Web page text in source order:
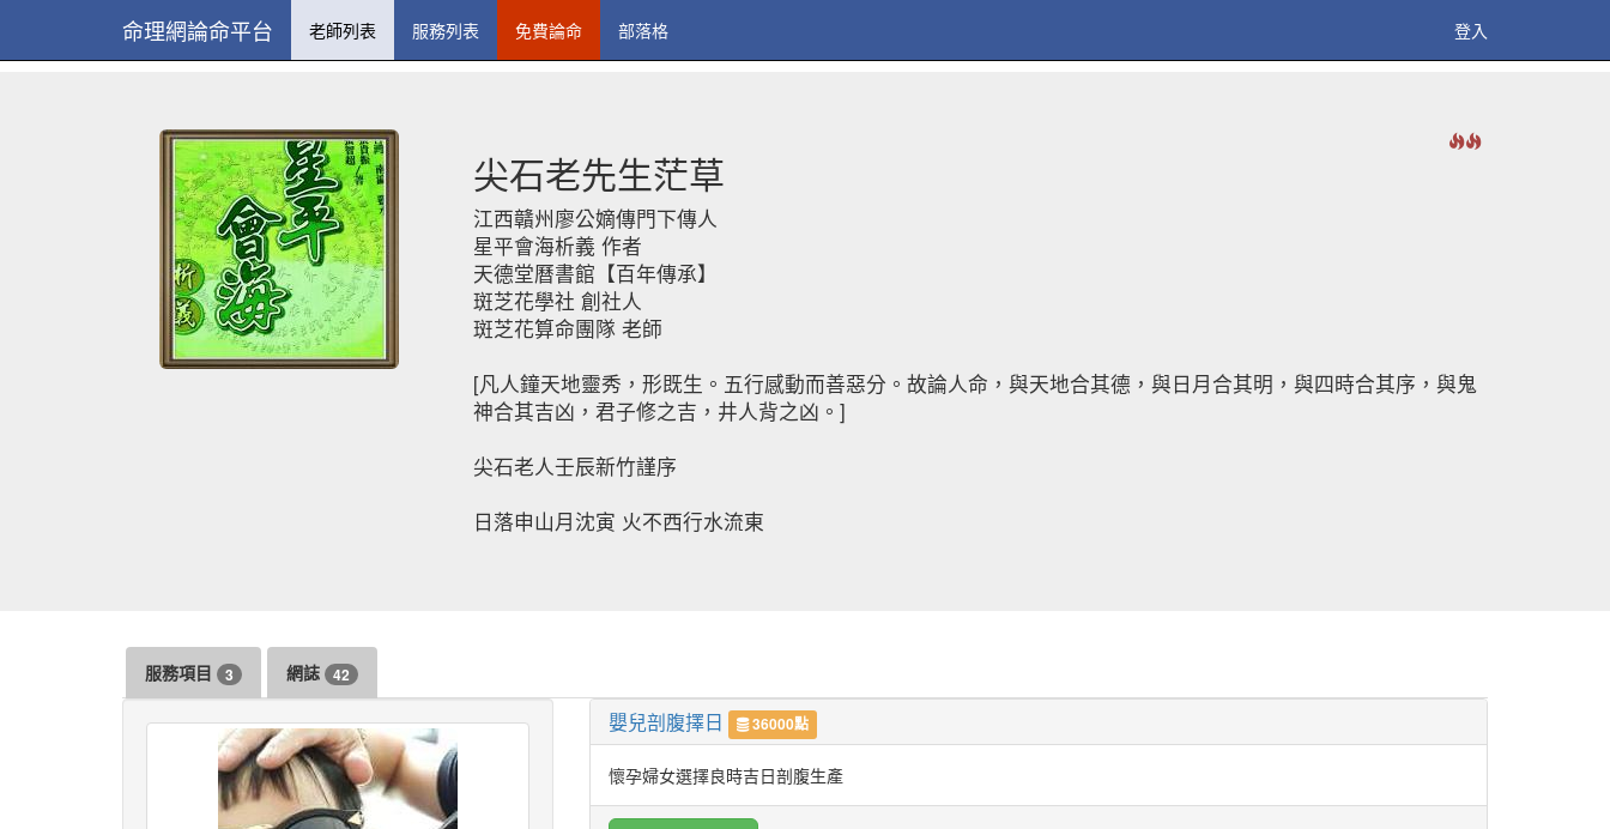
命理網論命平台 老師列表 服務列表 免費論命 部落格 登入
尖石老先生茫草
江西贛州廖公嫡傳門下傳人
星平會海析義 作者
天德堂曆書館【百年傳承】
斑芝花學社 創社人
斑芝花算命團隊 老師
[凡人鐘天地靈秀，形既生。五行感動而善惡分。故論人命，與天地合其德，與日月合其明，與四時合其序，與鬼
神合其吉凶，君子修之吉，井人背之凶。]
尖石老人壬辰新竹謹序
日落申山月沈寅 火不西行水流東
服務項目 3 網誌 42
嬰兒剖腹擇日 36000點
懷孕婦女選擇良時吉日剖腹生產